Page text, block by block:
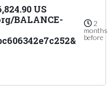
US
BALANCE-
2
months
before